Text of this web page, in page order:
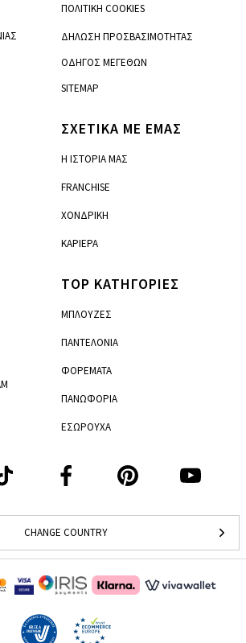
ΠΟΛΙΤΙΚΗ COOKIES
ΔΗΛΩΣΗ ΠΡΟΣΒΑΣΙΜΟΤΗΤΑΣ
ΟΔΗΓΟΣ ΜΕΓΕΘΩΝ
SITEMAP
ΣΧΕΤΙΚΑ ΜΕ ΕΜΑΣ
Η ΙΣΤΟΡΙΑ ΜΑΣ
FRANCHISE
ΧΟΝΔΡΙΚΗ
ΚΑΡΙΕΡΑ
CHANGE COUNTRY
TOP ΚΑΤΗΓΟΡΙΕΣ
ΜΠΛΟΥΖΕΣ
ΠΑΝΤΕΛΟΝΙΑ
ΦΟΡΕΜΑΤΑ
ΠΑΝΩΦΟΡΙΑ
ΕΣΩΡΟΥΧΑ